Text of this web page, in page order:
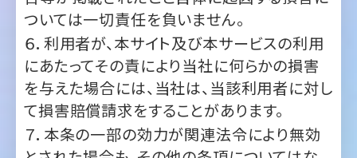
を与えた場合には、当社は、当該利用者に対し
て損害賠償請求をすることがあります。
７．本条の一部の効力が関連法令により無効
とされた場合も、その他の条項についてはな
お効力を有するものとします。
８．本条の規定にもかかわらず、強行法規、裁